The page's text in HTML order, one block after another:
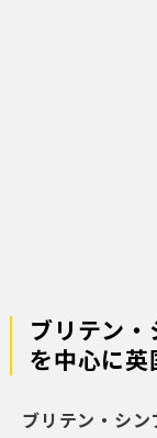
ブリテン
を中心に英
ブリテン・シン